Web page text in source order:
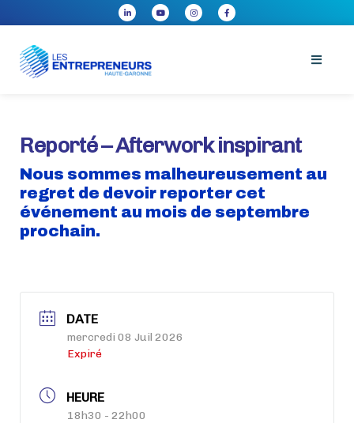
Reporté – Afterwork inspirant
Nous sommes malheureusement au
regret de devoir reporter cet
événement au mois de septembre
prochain.
DATE
mercredi 08 Juil 2026
Expiré
HEURE
18h30 - 22h00